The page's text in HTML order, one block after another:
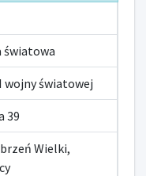
światowa
wojny światowej
39
Wielki,